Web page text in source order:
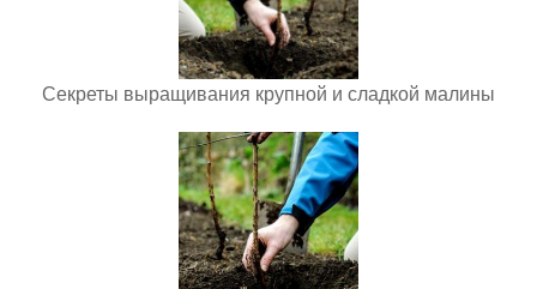
Секреты выращивания крупной и сладкой малины